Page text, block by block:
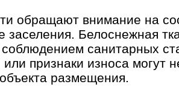
обращают внимание на
заселения. Белоснежная
соблюдением санитарных
или признаки износа могут
размещения.